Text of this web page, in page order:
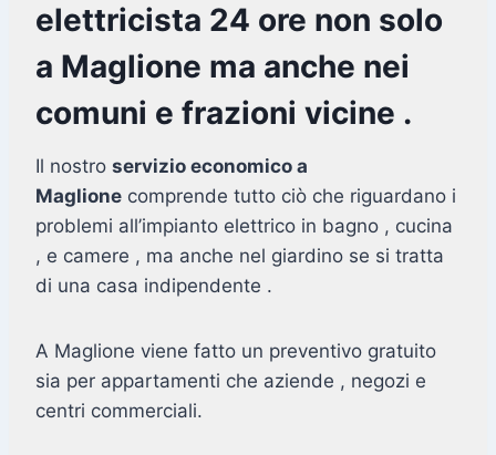
elettricista 24 ore non solo
a Maglione ma anche nei
comuni e frazioni vicine .
Il nostro servizio economico a
Maglione comprende tutto ciò che riguardano i
problemi all’impianto elettrico in bagno , cucina
, e camere , ma anche nel giardino se si tratta
di una casa indipendente .
A Maglione viene fatto un preventivo gratuito
sia per appartamenti che aziende , negozi e
centri commerciali.